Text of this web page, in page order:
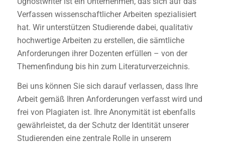
Verfassen wissenschaftlicher Arbeiten spezialisiert
hat. Wir unterstützen Studierende dabei, qualitativ
hochwertige Arbeiten zu erstellen, die sämtliche
Anforderungen ihrer Dozenten erfüllen – von der
Themenfindung bis hin zum Literaturverzeichnis.
Bei uns können Sie sich darauf verlassen, dass Ihre
Arbeit gemäß Ihren Anforderungen verfasst wird und
frei von Plagiaten ist. Ihre Anonymität ist ebenfalls
gewährleistet, da der Schutz der Identität unserer
Studierenden eine zentrale Rolle in unserem